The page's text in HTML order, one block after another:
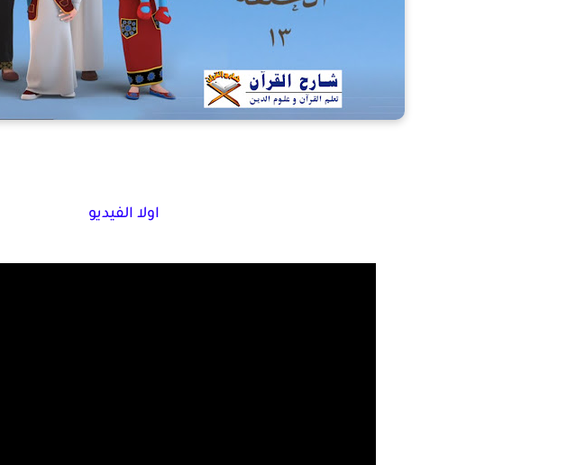
اولا الفيديو